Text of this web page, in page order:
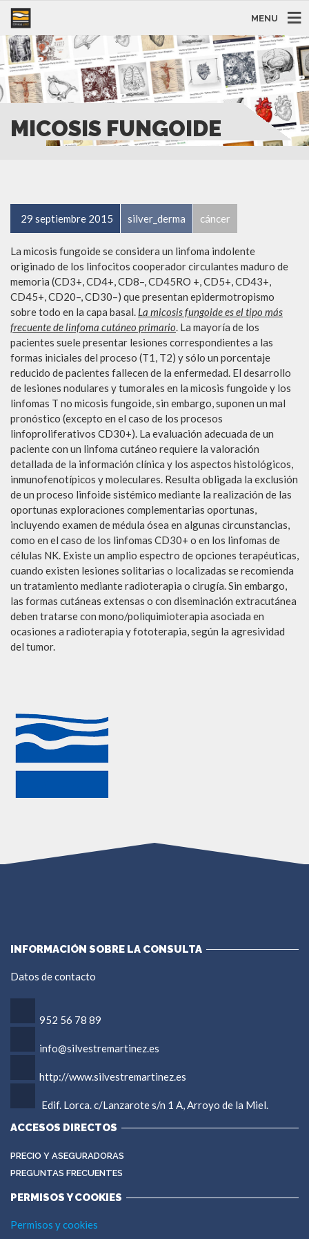
MENU
MICOSIS FUNGOIDE
29 septiembre 2015 silver_derma cáncer
La micosis fungoide se considera un linfoma indolente
originado de los linfocitos cooperador circulantes maduro de
memoria (CD3+, CD4+, CD8–, CD45RO +, CD5+, CD43+,
CD45+, CD20–, CD30–) que presentan epidermotropismo
sobre todo en la capa basal. La micosis fungoide es el tipo más
frecuente de linfoma cutáneo primario. La mayoría de los
pacientes suele presentar lesiones correspondientes a las
formas iniciales del proceso (T1, T2) y sólo un porcentaje
reducido de pacientes fallecen de la enfermedad. El desarrollo
de lesiones nodulares y tumorales en la micosis fungoide y los
linfomas T no micosis fungoide, sin embargo, suponen un mal
pronóstico (excepto en el caso de los procesos
linfoproliferativos CD30+). La evaluación adecuada de un
paciente con un linfoma cutáneo requiere la valoración
detallada de la información clínica y los aspectos histológicos,
inmunofenotípicos y moleculares. Resulta obligada la exclusión
de un proceso linfoide sistémico mediante la realización de las
oportunas exploraciones complementarias oportunas,
incluyendo examen de médula ósea en algunas circunstancias,
como en el caso de los linfomas CD30+ o en los linfomas de
células NK. Existe un amplio espectro de opciones terapéuticas,
cuando existen lesiones solitarias o localizadas se recomienda
un tratamiento mediante radioterapia o cirugía. Sin embargo,
las formas cutáneas extensas o con diseminación extracutánea
deben tratarse con mono/poliquimioterapia asociada en
ocasiones a radioterapia y fototerapia, según la agresividad
del tumor.
INFORMACIÓN SOBRE LA CONSULTA
Datos de contacto
952 56 78 89
info@silvestremartinez.es
http://www.silvestremartinez.es
Edif. Lorca. c/Lanzarote s/n 1 A, Arroyo de la Miel.
ACCESOS DIRECTOS
PRECIO Y ASEGURADORAS
PREGUNTAS FRECUENTES
PERMISOS Y COOKIES
Permisos y cookies